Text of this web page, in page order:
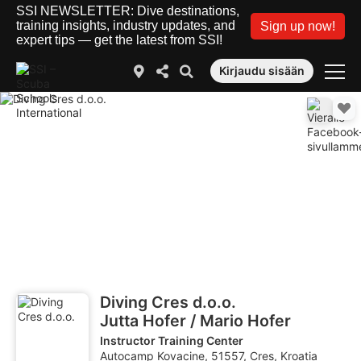
SSI NEWSLETTER: Dive destinations,
training insights, industry updates, and
expert tips — get the latest from SSI!
Sign up now!
Kirjaudu sisään
Diving Cres d.o.o.
Jutta Hofer / Mario Hofer
Instructor Training Center
Autocamp Kovacine, 51557, Cres, Kroatia